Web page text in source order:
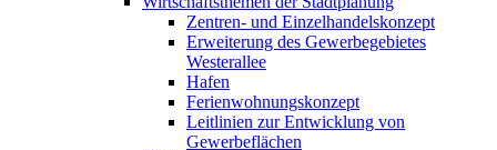
Zentren- und Einzelhandelskonzept
Erweiterung des Gewerbegebietes
Westerallee
Hafen
Ferienwohnungskonzept
Leitlinien zur Entwicklung von
Gewerbeflächen